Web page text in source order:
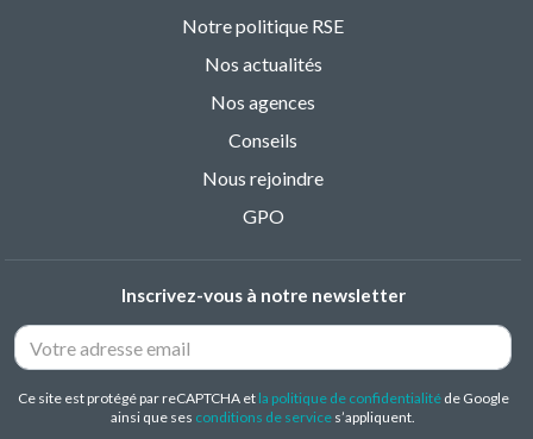
Notre politique RSE
Nos actualités
Nos agences
Conseils
Nous rejoindre
GPO
Inscrivez-vous à notre newsletter
Ce site est protégé par reCAPTCHA et la politique de confidentialitéde Google
ainsi que ses conditions de service s’appliquent.